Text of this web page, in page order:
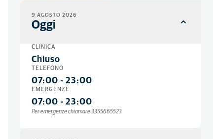
9 AGOSTO 2026
Oggi
CLINICA
Chiuso
TELEFONO
07:00 - 23:00
EMERGENZE
07:00 - 23:00
Per emergenze chiamare 3355665523